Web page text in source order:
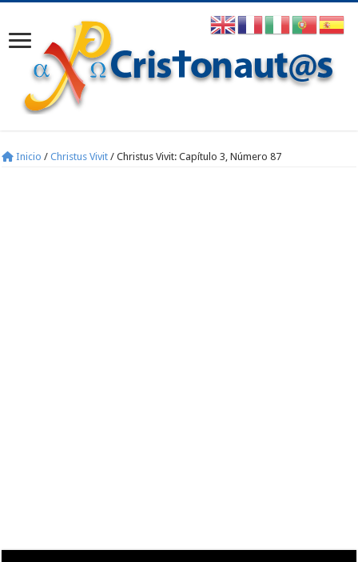
Inicio / Christus Vivit / Christus Vivit: Capítulo 3, Número 87